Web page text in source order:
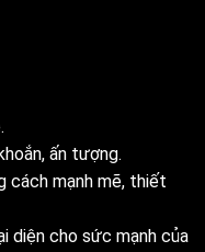
ấn tượng.
cách mạnh mẽ, thiết
diện cho sức mạnh của